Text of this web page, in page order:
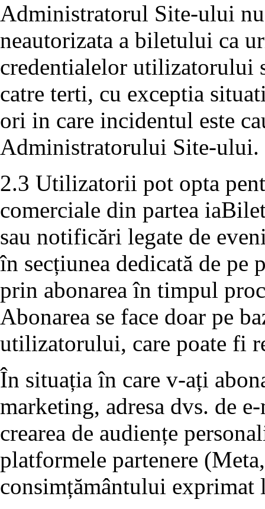
Administratorul Site-ului
neautorizata a biletului ca
credentialelor utilizatorului
catre terti, cu exceptia
ori in care incidentul este
Administratorului Site-ului.
2.3 Utilizatorii pot opta
comerciale din partea
sau notificări legate de
în secțiunea dedicată de pe
prin abonarea în timpul
Abonarea se face doar pe
utilizatorului, care poate fi
În situația în care v-ați
marketing, adresa dvs. de
crearea de audiențe
platformele partenere
consimțământului exprimat